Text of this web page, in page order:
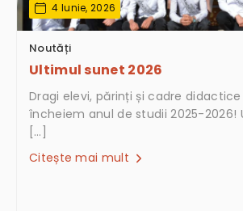
4 Iunie, 2026
Noutăți
Ultimul sunet 2026
Dragi elevi, părinți și cadre didactice
încheiem anul de studii 2025-2026!
[…]
Citește mai mult